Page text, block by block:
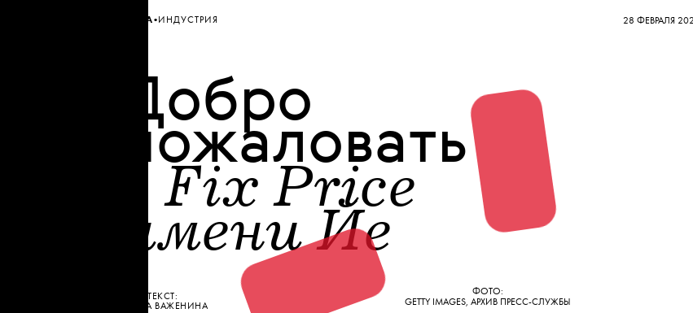
МОДА•ИНДУСТРИЯ 28 ФЕВРАЛЯ
Добро
пожаловать
Fix Price
имени Йе
ФОТО:
GETTY IMAGES, АРХИВ ПРЕСС-СЛУЖБЫ
ТЕКСТ:
АЛЕНА ВАЖЕНИНА